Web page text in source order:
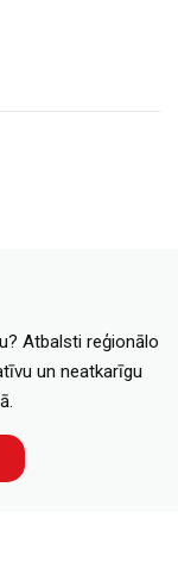
Atbalsti reģionālo
un neatkarīgu